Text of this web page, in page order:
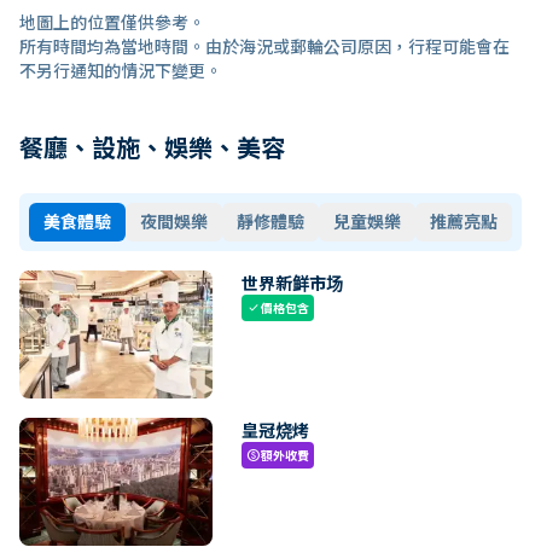
地圖上的位置僅供參考。
所有時間均為當地時間。由於海況或郵輪公司原因，行程可能會在
不另行通知的情況下變更。
餐廳、設施、娛樂、美容
美食體驗 夜間娛樂 靜修體驗 兒童娛樂 推薦亮點
世界新鲜市场
check價格包含
皇冠烧烤
paid額外收費